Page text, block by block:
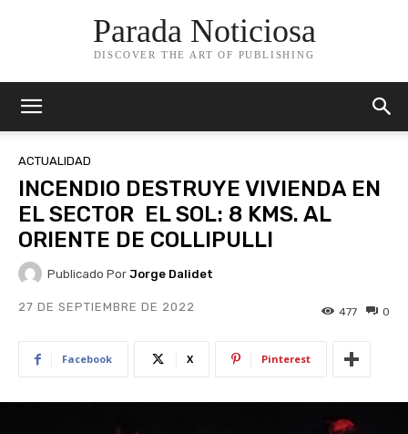
Parada Noticiosa
DISCOVER THE ART OF PUBLISHING
ACTUALIDAD
INCENDIO DESTRUYE VIVIENDA EN
EL SECTOR EL SOL: 8 KMS. AL
ORIENTE DE COLLIPULLI
Publicado Por Jorge Dalidet
27 DE SEPTIEMBRE DE 2022 0
477
Facebook X Pinterest